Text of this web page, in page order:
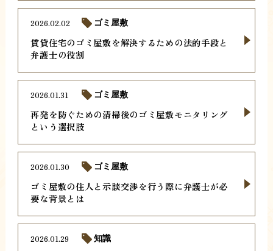
賃貸住宅のゴミ屋敷を解決するための法的手段と
弁護士の役割
2026.02.02 ゴミ屋敷
再発を防ぐための清掃後のゴミ屋敷モニタリング
という選択肢
2026.01.31 ゴミ屋敷
ゴミ屋敷の住人と示談交渉を行う際に弁護士が必
要な背景とは
2026.01.30 ゴミ屋敷
2026.01.29 知識